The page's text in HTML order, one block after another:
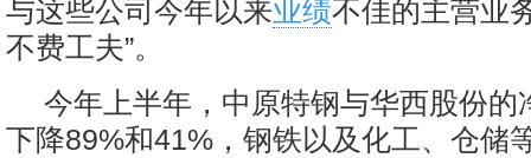
与这些公司今年以来业绩不佳的主营业
不费工夫”。
今年上半年，中原特钢与华西股份的
下降89%和41%，钢铁以及化工、仓储